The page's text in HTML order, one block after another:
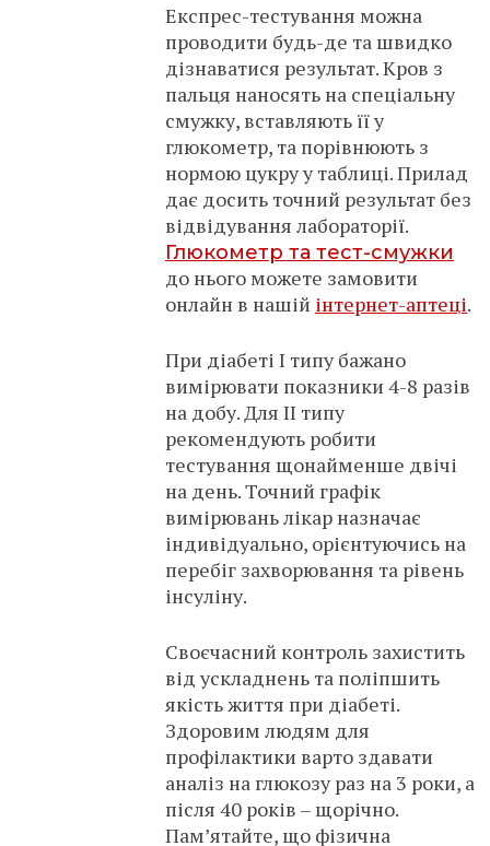
Експрес-тестування можна
проводити будь-де та швидко
дізнаватися результат. Кров з
пальця наносять на спеціальну
смужку, вставляють її у
глюкометр, та порівнюють з
нормою цукру у таблиці. Прилад
дає досить точний результат без
відвідування лабораторії.
Глюкометр та тест-смужки
до нього можете замовити
онлайн в нашій інтернет-аптеці.
При діабеті I типу бажано
вимірювати показники 4-8 разів
на добу. Для II типу
рекомендують робити
тестування щонайменше двічі
на день. Точний графік
вимірювань лікар назначає
індивідуально, орієнтуючись на
перебіг захворювання та рівень
інсуліну.
Своєчасний контроль захистить
від ускладнень та поліпшить
якість життя при діабеті.
Здоровим людям для
профілактики варто здавати
аналіз на глюкозу раз на 3 роки, а
після 40 років – щорічно.
Пам’ятайте, що фізична